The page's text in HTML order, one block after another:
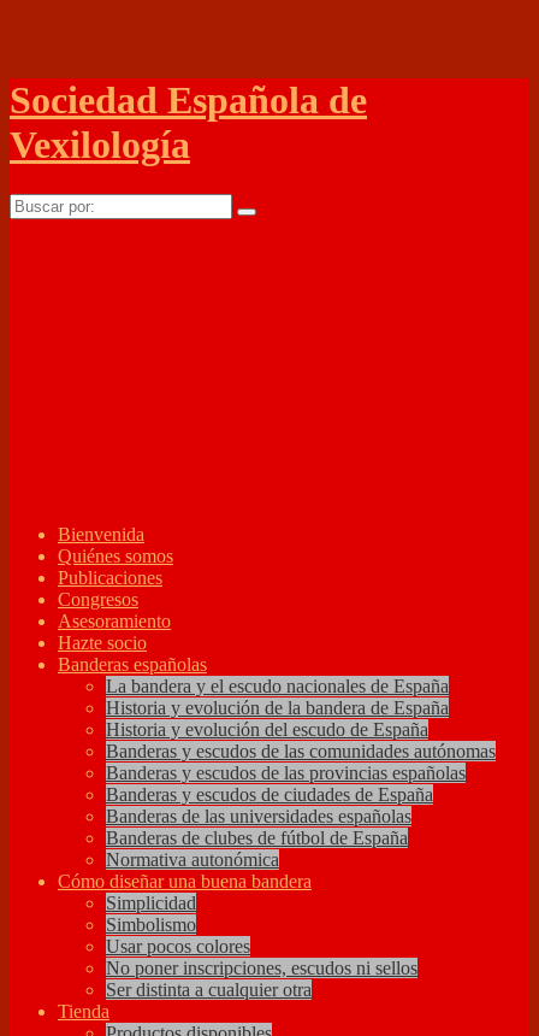
Sociedad Española de
Vexilología
Buscar
por:
Bienvenida
Quiénes somos
Publicaciones
Congresos
Asesoramiento
Hazte socio
Banderas españolas
La bandera y el escudo nacionales de España
Historia y evolución de la bandera de España
Historia y evolución del escudo de España
Banderas y escudos de las comunidades autónomas
Banderas y escudos de las provincias españolas
Banderas y escudos de ciudades de España
Banderas de las universidades españolas
Banderas de clubes de fútbol de España
Normativa autonómica
Cómo diseñar una buena bandera
Simplicidad
Simbolismo
Usar pocos colores
No poner inscripciones, escudos ni sellos
Ser distinta a cualquier otra
Tienda